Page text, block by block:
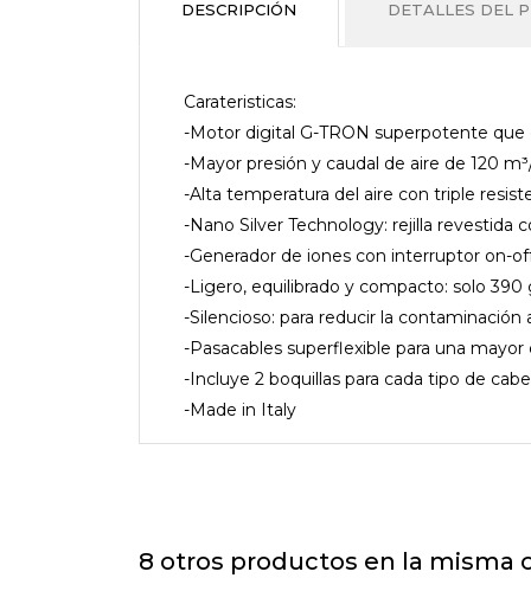
DESCRIPCIÓN DETALLES DEL
Carateristicas:
-Motor digital G-TRON superpotente
-Mayor presión y caudal de aire de 120
-Alta temperatura del aire con triple
-Nano Silver Technology: rejilla revestida
-Generador de iones con interruptor on-
-Ligero, equilibrado y compacto: solo
-Silencioso: para reducir la contaminación
-Pasacables superflexible para una mayor
-Incluye 2 boquillas para cada tipo de
-Made in Italy
8 otros productos en la misma